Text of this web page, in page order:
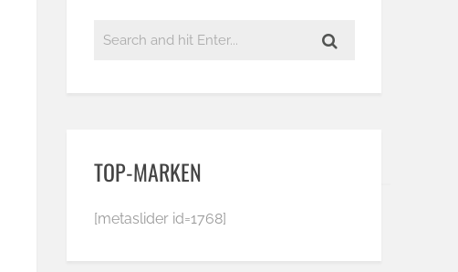
TOP-MARKEN
[metaslider id=1768]